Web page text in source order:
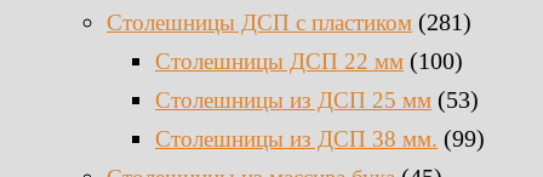
Столешницы ДСП с пластиком (281)
Столешницы ДСП 22 мм (100)
Столешницы из ДСП 25 мм (53)
Столешницы из ДСП 38 мм. (99)